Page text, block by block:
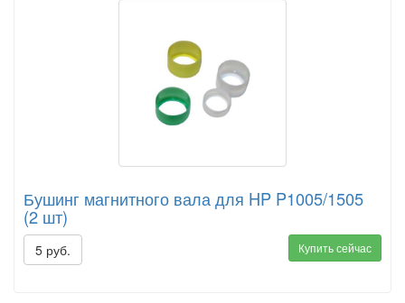
Бушинг магнитного вала для HP P1005/1505
(2 шт)
5 руб. Купить сейчас